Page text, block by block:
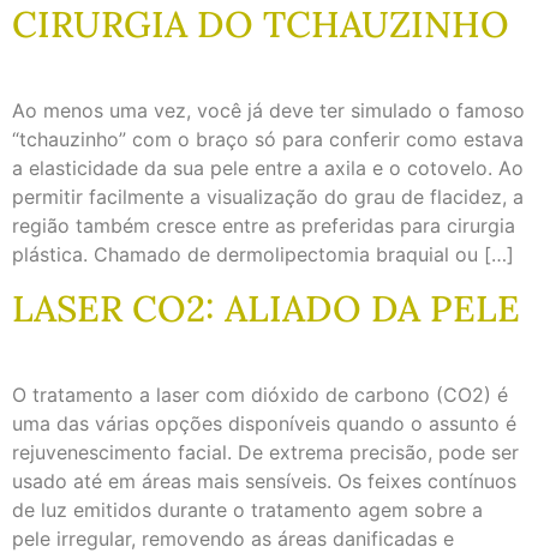
CIRURGIA DO TCHAUZINHO
Ao menos uma vez, você já deve ter simulado o famoso
“tchauzinho” com o braço só para conferir como estava
a elasticidade da sua pele entre a axila e o cotovelo. Ao
permitir facilmente a visualização do grau de flacidez, a
região também cresce entre as preferidas para cirurgia
plástica. Chamado de dermolipectomia braquial ou […]
LASER CO2: ALIADO DA PELE
O tratamento a laser com dióxido de carbono (CO2) é
uma das várias opções disponíveis quando o assunto é
rejuvenescimento facial. De extrema precisão, pode ser
usado até em áreas mais sensíveis. Os feixes contínuos
de luz emitidos durante o tratamento agem sobre a
pele irregular, removendo as áreas danificadas e